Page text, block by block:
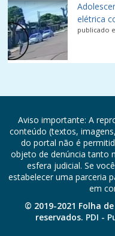
elétrica
publicado
Aviso importante: A
conteúdo (textos,
do portal não é
objeto de denúncia tanto
esfera judicial. Se
estabelecer uma parceria
em
© 2019-2021 Folha
reservados. PDI -